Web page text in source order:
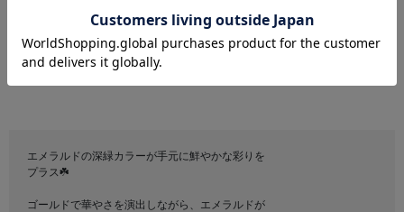
festaria VOYAGE
¥33,000税込
festaria VOYAGE
ト
エメラルドの深緑カラーが手元に鮮やかな彩りを
プラス☘️
ゴールドで華やさを演出しながら、エメラルドが